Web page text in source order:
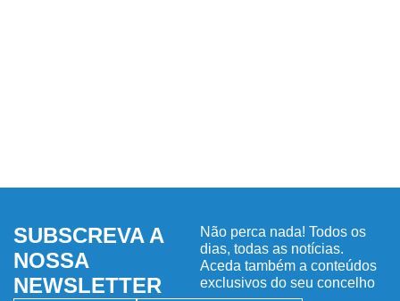
SUBSCREVA A
NOSSA
NEWSLETTER
Não perca nada! Todos os
dias, todas as notícias.
Aceda também a conteúdos
exclusivos do seu concelho